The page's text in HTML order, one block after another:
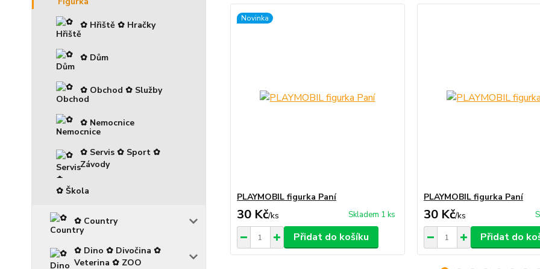
✿ Hřiště ✿ Hračky
✿ Dům
✿ Obchod ✿ Služby
✿ Nemocnice
✿ Servis ✿ Sport ✿
Závody
✿ Škola
✿ Country
✿ Dino ✿ Divočina ✿
Veterina ✿ ZOO
Novinka
PLAYMOBIL figurka Paní
30 Kč/ks Skladem 1 ks
Přidat do košíku
PLAYMOBIL figurka Paní
30 Kč/ks
Přidat do